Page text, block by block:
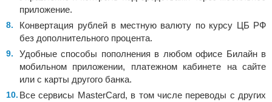
приложение.
Конвертация рублей в местную валюту по курсу ЦБ РФ
без дополнительного процента.
Удобные способы пополнения в любом офисе Билайн в
мобильном приложении, платежном кабинете на сайте
или с карты другого банка.
Все сервисы MasterCard, в том числе переводы с других